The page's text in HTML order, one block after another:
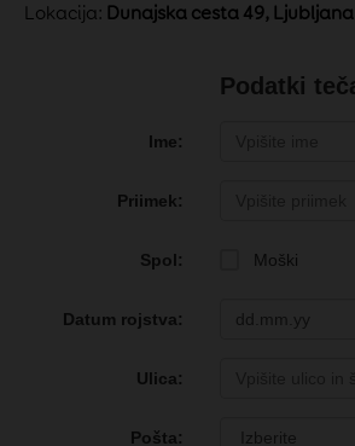
Lokacija: Dunajska cesta 49, Ljubljana